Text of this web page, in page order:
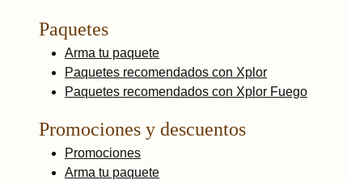
Paquetes
Arma tu paquete
Paquetes recomendados con Xplor
Paquetes recomendados con Xplor Fuego
Promociones y descuentos
Promociones
Arma tu paquete